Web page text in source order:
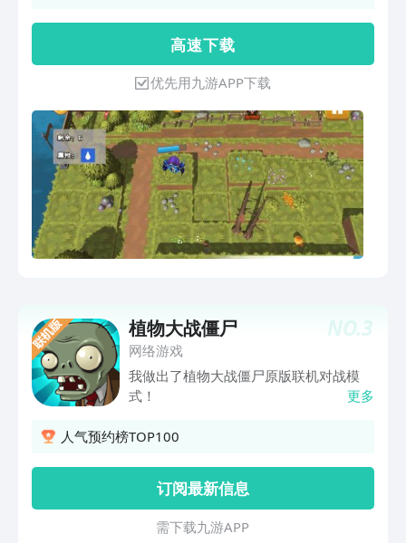
造防御塔，开启你的致享之战吧！细致入
微的情节以及低模的角色构造完全简化了
整体格调，对于塔防类的玩法以及养成机
制，让你在这片空旷的区域中自由发挥个
人能力，享受战斗过程中的激情与热血，
利用资源的积累打造你的专属军事基地，
简单触控造就非凡体验，开启你的冒险
吧！
高 速 下 载
优先用九游APP下载
NO.3
植物大战僵尸
网络游戏
我做出了植物大战僵尸原版联机对战模
式！
更多
人气预约榜TOP100
订阅最新信息
需 下 载 九 游 A P P